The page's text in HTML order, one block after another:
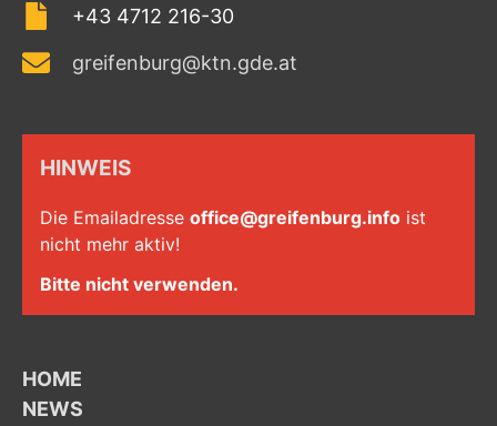
+43 4712 216-30
greifenburg@ktn.gde.at
HINWEIS
Die Emailadresse office@greifenburg.info ist
nicht mehr aktiv!
Bitte nicht verwenden.
HOME
NEWS